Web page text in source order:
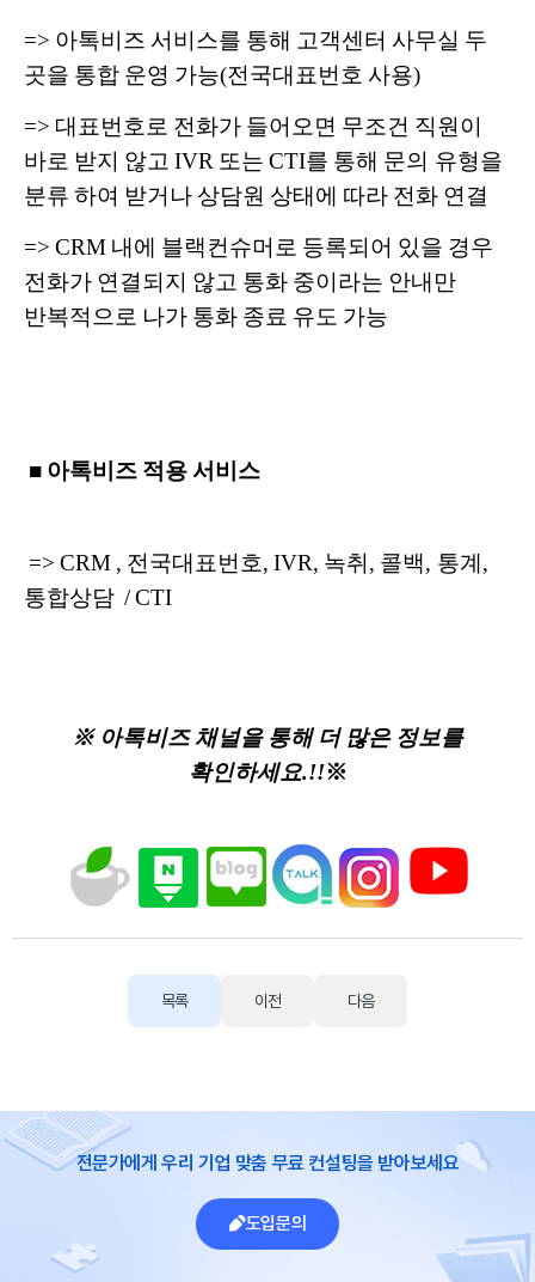
=> 아톡비즈 서비스를 통해 고객센터 사무실 두
곳을 통합 운영 가능(전국대표번호 사용)
=> 대표번호로 전화가 들어오면 무조건 직원이
바로 받지 않고 IVR 또는 CTI를 통해 문의 유형을
분류 하여 받거나 상담원 상태에 따라 전화 연결
=> CRM 내에 블랙컨슈머로 등록되어 있을 경우
전화가 연결되지 않고 통화 중이라는 안내만
반복적으로 나가 통화 종료 유도 가능
■ 아톡비즈 적용 서비스
=> CRM , 전국대표번호, IVR, 녹취, 콜백, 통계,
통합상담 / CTI
※ 아톡비즈 채널을 통해 더 많은 정보를
확인하세요.!!※
목록 이전 다음
전문가에게 우리 기업 맞춤 무료 컨설팅을 받아보세요
도입문의